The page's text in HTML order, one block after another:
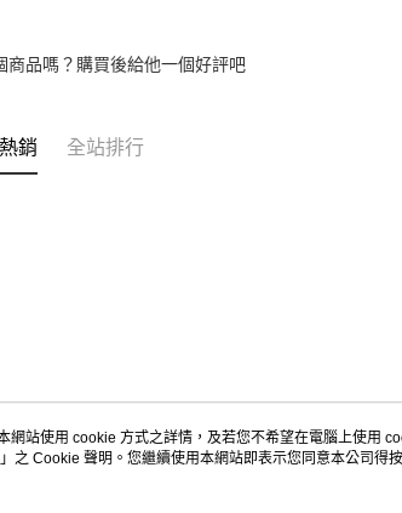
商品嗎？購買後給他一個好評吧
銷 全站排行
關於我們 客
網站使用 cookie 方式之詳情，及若您不希望在電腦上使用
」之 Cookie 聲明。您繼續使用本網站即表示您同意本公司得